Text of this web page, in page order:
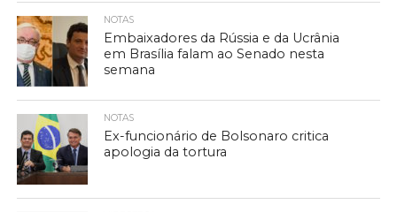
NOTAS
Embaixadores da Rússia e da Ucrânia
em Brasília falam ao Senado nesta
semana
NOTAS
Ex-funcionário de Bolsonaro critica
apologia da tortura